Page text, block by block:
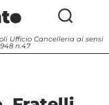
Ufficio Cancelleria ai sensi
n.47